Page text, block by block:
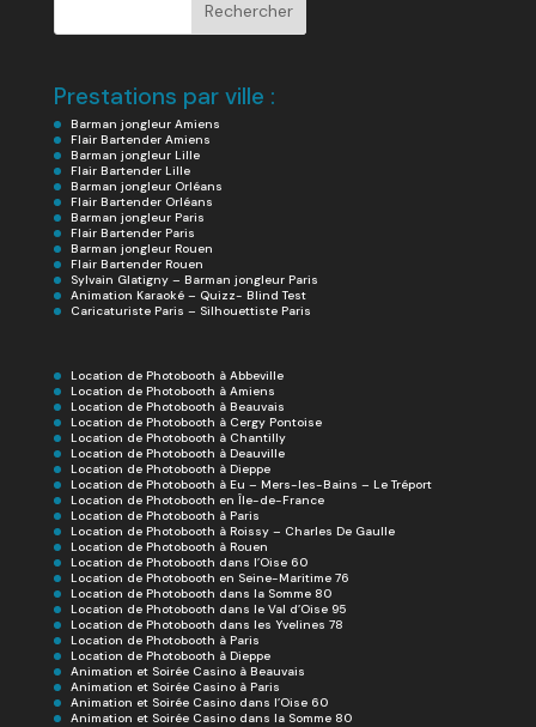
Prestations par ville :
Barman jongleur Amiens
Flair Bartender Amiens
Barman jongleur Lille
Flair Bartender Lille
Barman jongleur Orléans
Flair Bartender Orléans
Barman jongleur Paris
Flair Bartender Paris
Barman jongleur Rouen
Flair Bartender Rouen
Sylvain Glatigny – Barman jongleur Paris
Animation Karaoké – Quizz- Blind Test
Caricaturiste Paris – Silhouettiste Paris
Location de Photobooth à Abbeville
Location de Photobooth à Amiens
Location de Photobooth à Beauvais
Location de Photobooth à Cergy Pontoise
Location de Photobooth à Chantilly
Location de Photobooth à Deauville
Location de Photobooth à Dieppe
Location de Photobooth à Eu – Mers-les-Bains – Le Tréport
Location de Photobooth en Île-de-France
Location de Photobooth à Paris
Location de Photobooth à Roissy – Charles De Gaulle
Location de Photobooth à Rouen
Location de Photobooth dans l’Oise 60
Location de Photobooth en Seine-Maritime 76
Location de Photobooth dans la Somme 80
Location de Photobooth dans le Val d’Oise 95
Location de Photobooth dans les Yvelines 78
Location de Photobooth à Paris
Location de Photobooth à Dieppe
Animation et Soirée Casino à Beauvais
Animation et Soirée Casino à Paris
Animation et Soirée Casino dans l’Oise 60
Animation et Soirée Casino dans la Somme 80